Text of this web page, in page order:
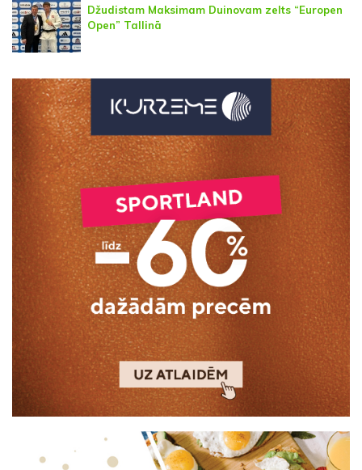
Džudistam Maksimam Duinovam zelts “Europen
Open” Tallinā